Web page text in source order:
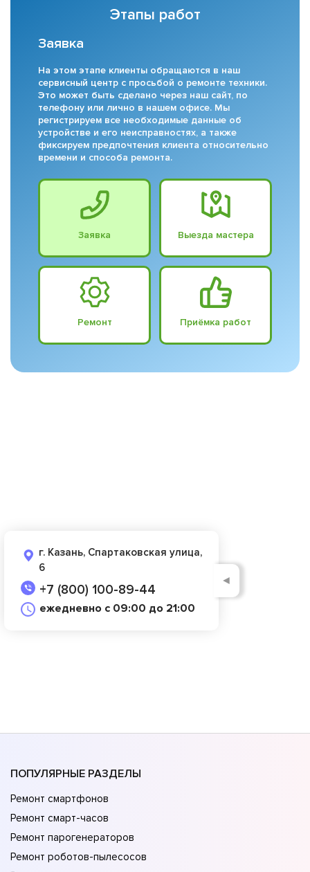
Этапы работ
Заявка
На этом этапе клиенты обращаются в наш
сервисный центр с просьбой о ремонте техники.
Это может быть сделано через наш сайт, по
телефону или лично в нашем офисе. Мы
регистрируем все необходимые данные об
устройстве и его неисправностях, а также
фиксируем предпочтения клиента относительно
времени и способа ремонта.
Заявка Выезда мастера
Ремонт Приёмка работ
г. Казань, Спартаковская улица,
6
+7 (800) 100-89-44
ежедневно с 09:00 до 21:00
◄
ПОПУЛЯРНЫЕ РАЗДЕЛЫ
Ремонт смартфонов
Ремонт смарт-часов
Ремонт парогенераторов
Ремонт роботов-пылесосов